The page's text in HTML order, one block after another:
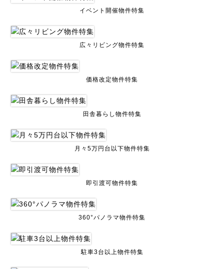
イベント開催物件特集
広々リビング物件特集
価格改定物件特集
田舎暮らし物件特集
月々5万円台以下物件特集
即引渡可物件特集
360°パノラマ物件特集
駐車3台以上物件特集